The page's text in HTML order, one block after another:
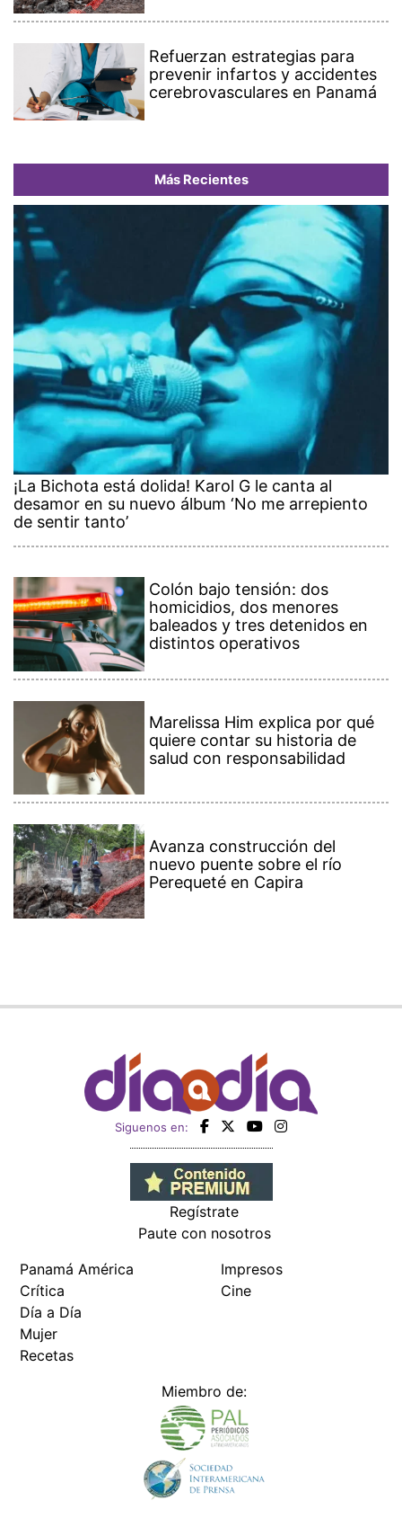
Refuerzan estrategias para
prevenir infartos y accidentes
cerebrovasculares en Panamá
Más Recientes
¡La Bichota está dolida! Karol G le canta al
desamor en su nuevo álbum ‘No me arrepiento
de sentir tanto’
Colón bajo tensión: dos
homicidios, dos menores
baleados y tres detenidos en
distintos operativos
Marelissa Him explica por qué
quiere contar su historia de
salud con responsabilidad
Avanza construcción del
nuevo puente sobre el río
Perequeté en Capira
Siguenos en:
Regístrate
Paute con nosotros
Panamá América
Crítica
Día a Día
Mujer
Recetas
Impresos
Cine
Miembro de: